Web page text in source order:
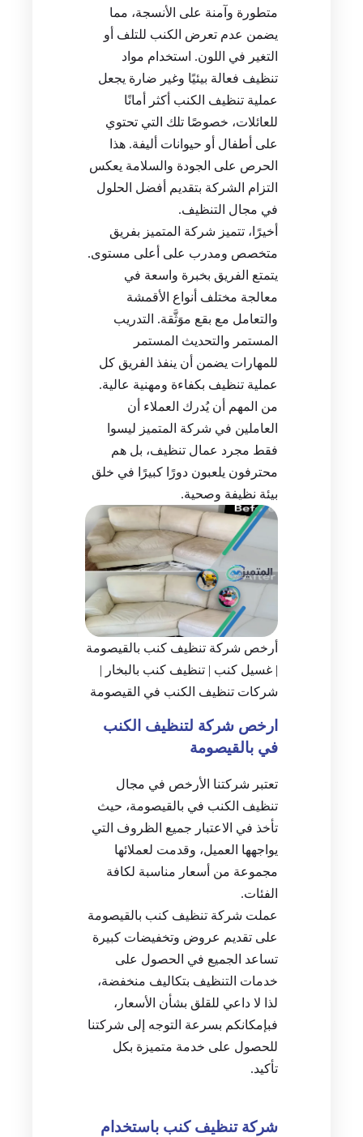
متطورة وآمنة على الأنسجة، مما
يضمن عدم تعرض الكنب للتلف أو
التغير في اللون. استخدام مواد
تنظيف فعالة بيئيًا وغير ضارة يجعل
عملية تنظيف الكنب أكثر أمانًا
للعائلات، خصوصًا تلك التي تحتوي
على أطفال أو حيوانات أليفة. هذا
الحرص على الجودة والسلامة يعكس
التزام الشركة بتقديم أفضل الحلول
في مجال التنظيف.
أخيرًا، تتميز شركة المتميز بفريق
متخصص ومدرب على أعلى مستوى.
يتمتع الفريق بخبرة واسعة في
معالجة مختلف أنواع الأقمشة
والتعامل مع بقع موَثَّقة. التدريب
المستمر والتحديث المستمر
للمهارات يضمن أن ينفذ الفريق كل
عملية تنظيف بكفاءة ومهنية عالية.
من المهم أن يُدرك العملاء أن
العاملين في شركة المتميز ليسوا
فقط مجرد عمال تنظيف، بل هم
محترفون يلعبون دورًا كبيرًا في خلق
بيئة نظيفة وصحية.
أرخص شركة تنظيف كنب بالقيصومة
| غسيل كنب | تنظيف كنب بالبخار |
شركات تنظيف الكنب في القيصومة
ارخص شركة لتنظيف الكنب
في بالقيصومة
تعتبر شركتنا الأرخص في مجال
تنظيف الكنب في بالقيصومة، حيث
تأخذ في الاعتبار جميع الظروف التي
يواجهها العميل، وقدمت لعملائها
مجموعة من أسعار مناسبة لكافة
الفئات.
عملت شركة تنظيف كنب بالقيصومة
على تقديم عروض وتخفيضات كبيرة
تساعد الجميع في الحصول على
خدمات التنظيف بتكاليف منخفضة،
لذا لا داعي للقلق بشأن الأسعار،
فبإمكانكم بسرعة التوجه إلى شركتنا
للحصول على خدمة متميزة بكل
تأكيد.
شركة تنظيف كنب باستخدام